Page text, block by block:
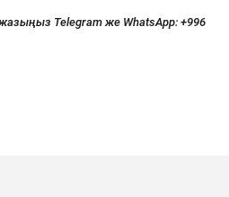
Telegram же WhatsApp: +996